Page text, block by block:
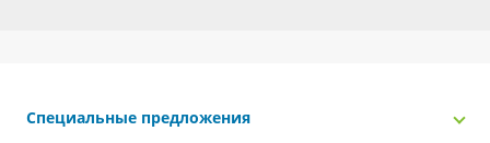
Специальные предложения